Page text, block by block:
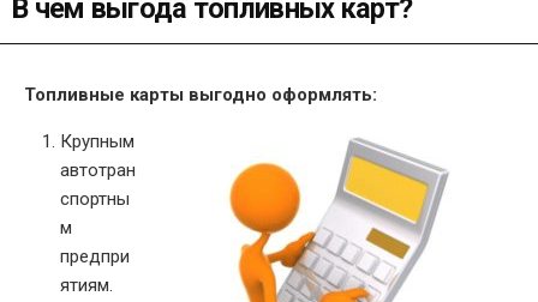
В чем выгода топливных карт?
Топливные карты выгодно оформлять:
Крупным
автотран
спортны
м
предпри
ятиям.